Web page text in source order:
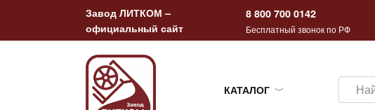
содержанию
Завод ЛИТКОМ –
официальный сайт
8 800 700 0142
Бесплатный звонок по РФ
КАТАЛОГ
Search
for: